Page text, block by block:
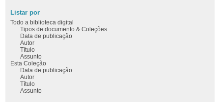
Listar por
Todo a biblioteca digital
Tipos de documento & Coleções
Data de publicação
Autor
Título
Assunto
Esta Coleção
Data de publicação
Autor
Título
Assunto